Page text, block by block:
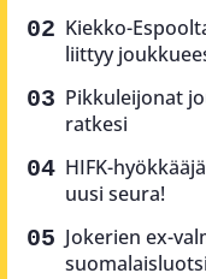
Kiekko-
liittyy
Pikkuleijonat
ratkesi
HIFK-
uusi seura!
Jokerien ex-